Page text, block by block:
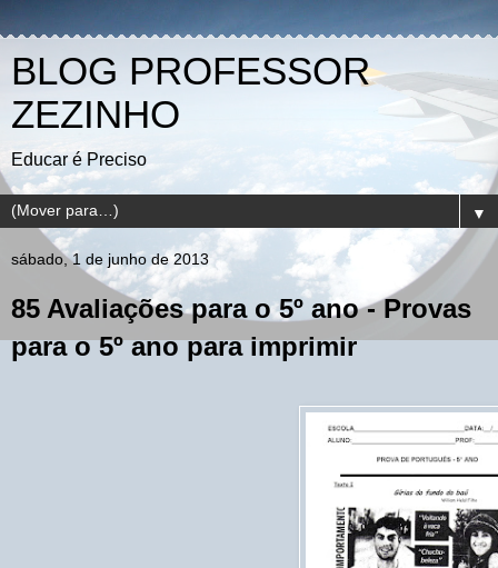
BLOG PROFESSOR
ZEZINHO
Educar é Preciso
▼
sábado, 1 de junho de 2013
85 Avaliações para o 5º ano - Provas
para o 5º ano para imprimir